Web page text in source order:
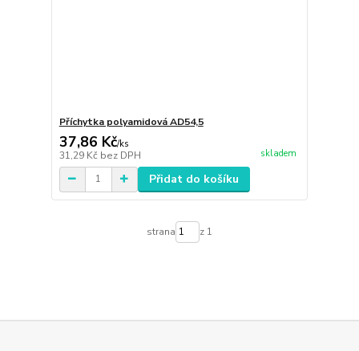
Příchytka polyamidová AD54,5
37,86 Kč/ks
31,29 Kč bez DPH skladem
Přidat do košíku
strana z 1